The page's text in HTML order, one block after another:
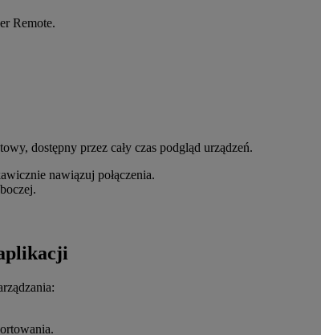
Remote.
dostępny przez cały czas podgląd urządzeń.
nawiązuj połączenia.